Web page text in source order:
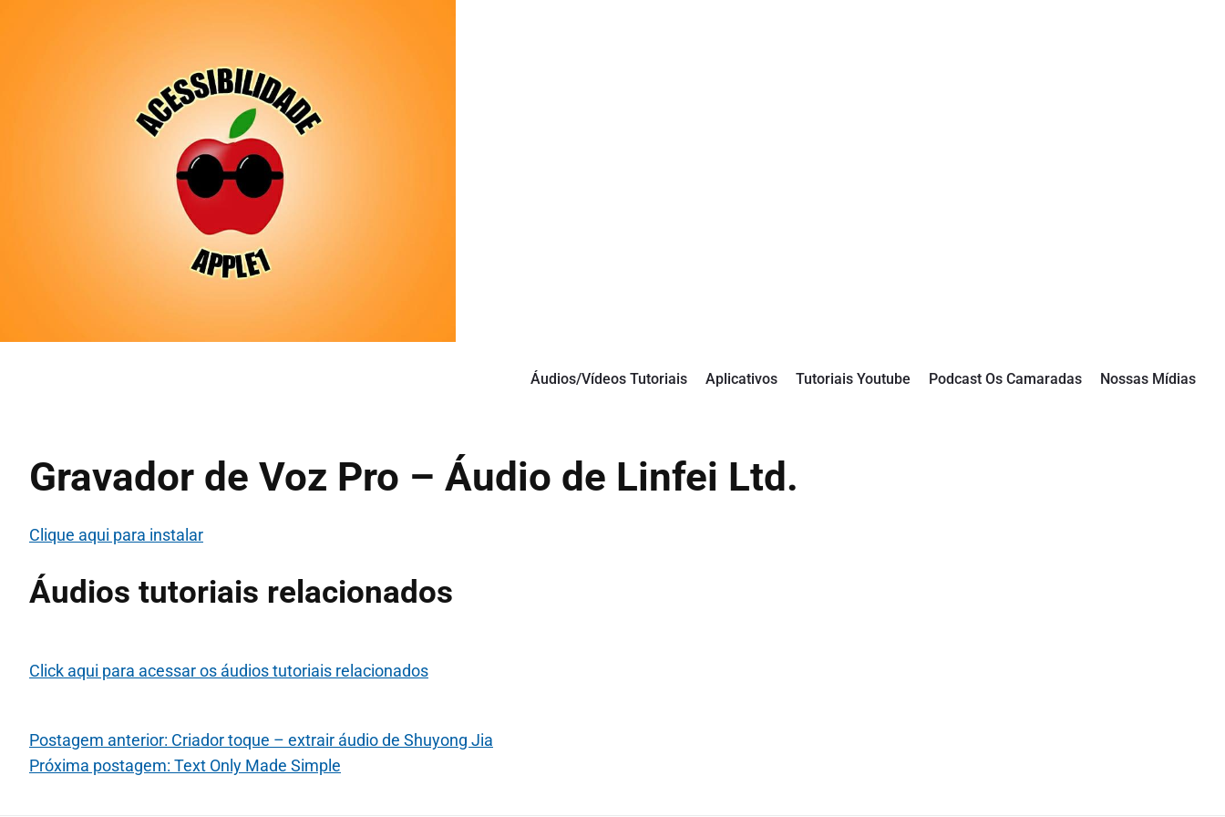
Áudios/Vídeos Tutoriais Aplicativos Tutoriais Youtube Podcast Os Camaradas Nossas Mídias
Gravador de Voz Pro – Áudio de Linfei Ltd.
Clique aqui para instalar
Áudios tutoriais relacionados
Click aqui para acessar os áudios tutoriais relacionados
Postagem anterior: Criador toque – extrair áudio de Shuyong Jia
Próxima postagem: Text Only Made Simple